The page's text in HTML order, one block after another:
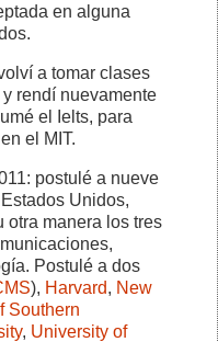
en alguna
a tomar clases
rendí nuevamente
el Ielts, para
el MIT.
postulé a nueve
Unidos,
otra manera los tres
Postulé a dos
), Harvard, New
Southern
, University of